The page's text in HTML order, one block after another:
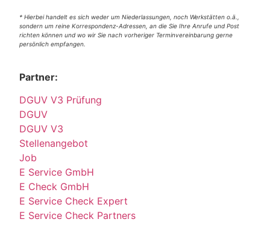
* Hierbei handelt es sich weder um Niederlassungen, noch Werkstätten o.ä.,
sondern um reine Korrespondenz-Adressen, an die Sie Ihre Anrufe und Post
richten können und wo wir Sie nach vorheriger Terminvereinbarung gerne
persönlich empfangen.
Partner:
DGUV V3 Prüfung
DGUV
DGUV V3
Stellenangebot
Job
E Service GmbH
E Check GmbH
E Service Check Expert
E Service Check Partners